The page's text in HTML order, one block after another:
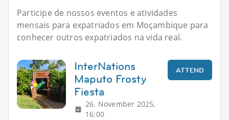
Participe de nossos eventos e atividades
mensais para expatriados em Moçambique para
conhecer outros expatriados na vida real.
InterNations
Maputo Frosty
Fiesta
26. November 2025,
16:00
ATTEND